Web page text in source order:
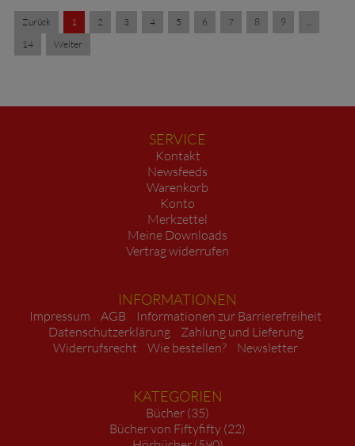
Zurück 1 2 3 4 5 6 7 8 9
14
Weiter
SERVICE
Kontakt
Newsfeeds
Warenkorb
Konto
Merkzettel
Meine Downloads
Vertrag widerrufen
INFORMATIONEN
Impressum AGB
Informationen zur Barrierefreiheit
Datenschutzerklärung
Zahlung und Lieferung
Widerrufsrecht
Wie bestellen? Newsletter
KATEGORIEN
Bücher (35)
Bücher von Fiftyfifty (22)